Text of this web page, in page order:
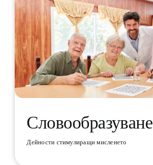
Словообразуване
Дейности стимулиращи мисленето